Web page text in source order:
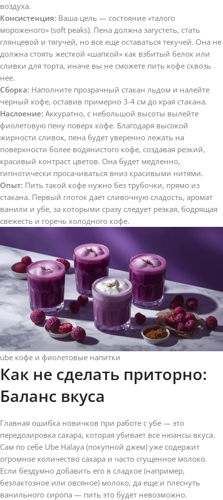
воздуха.
Консистенция: Ваша цель — состояние «талого
мороженого» (soft peaks). Пена должна загустеть, стать
глянцевой и тягучей, но все еще оставаться текучей. Она не
должна стоять жесткой «шапкой» как взбитый белок или
сливки для торта, иначе вы не сможете пить кофе сквозь
нее.
Сборка: Наполните прозрачный стакан льдом и налейте
черный кофе, оставив примерно 3-4 см до края стакана.
Наслоение: Аккуратно, с небольшой высоты вылейте
фиолетовую пену поверх кофе. Благодаря высокой
жирности сливок, пена будет уверенно лежать на
поверхности более водянистого кофе, создавая резкий,
красивый контраст цветов. Она будет медленно,
гипнотически просачиваться вниз красивыми нитями.
Опыт: Пить такой кофе нужно без трубочки, прямо из
стакана. Первый глоток дает сливочную сладость, аромат
ванили и убе, за которыми сразу следует резкая, бодрящая
свежесть и горечь холодного кофе.
ube кофе и фиолетовые напитки
Как не сделать приторно:
Баланс вкуса
Главная ошибка новичков при работе с убе — это
передозировка сахара, которая убивает все нюансы вкуса.
Сам по себе Ube Halaya (покупной джем) уже содержит
огромное количество сахара и часто сгущенное молоко.
Если бездумно добавить его в сладкое (например,
безлактозное или овсяное) молоко, да еще и плеснуть
ванильного сиропа — пить это будет невозможно.